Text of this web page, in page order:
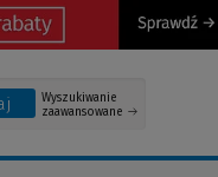
Wyszukiwanie
zaawansowane